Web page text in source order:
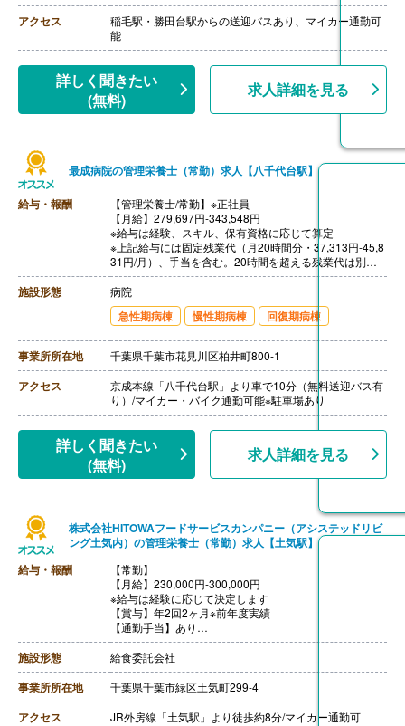
アクセス
稲毛駅・勝田台駅からの送迎バスあり、マイカー通勤可
能
詳しく聞きたい
(無料)
求人詳細を見る
最成病院の管理栄養士（常勤）求人【八千代台駅】
給与・報酬
【管理栄養士/常勤】※正社員
【月給】279,697円-343,548円
※給与は経験、スキル、保有資格に応じて算定
※上記給与には固定残業代（月20時間分・37,313円-45,8
31円/月）、手当を含む。20時間を超える残業代は別途
支給。
［その他手当］
・住宅手当 上限30,000円
【賞与】なし（年俸制）
【通勤手当】あり（実費支給、規定有り）
【退職金】あり※勤続3年以上
施設形態 病院
急性期病棟 慢性期病棟 回復期病棟
事業所所在地 千葉県千葉市花見川区柏井町800-1
アクセス
京成本線「八千代台駅」より車で10分（無料送迎バス有
り）/マイカー・バイク通勤可能※駐車場あり
詳しく聞きたい
(無料)
求人詳細を見る
株式会社HITOWAフードサービスカンパニー（アシステッドリビ
ング土気内）の管理栄養士（常勤）求人【土気駅】
給与・報酬
【常勤】
【月給】230,000円-300,000円
※給与は経験に応じて決定します
【賞与】年2回2ヶ月※前年度実績
【通勤手当】あり
※公共交通機関:上限30,000円/月
※マイカー通勤:片道2km以上（ガソリン代は規定内支
給）
【昇給】あり（年1回）
【退職金】あり（会社規定による）
施設形態 給食委託会社
事業所所在地 千葉県千葉市緑区土気町299-4
アクセス JR外房線「土気駅」より徒歩約8分/マイカー通勤可